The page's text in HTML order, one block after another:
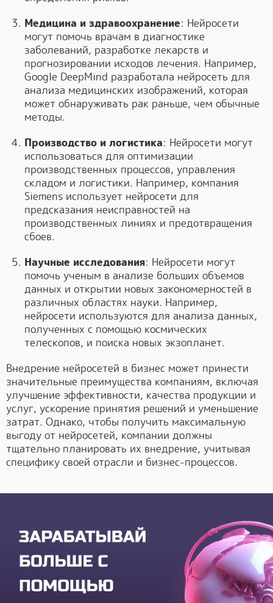
Медицина и здравоохранение: Нейросети
могут помочь врачам в диагностике
заболеваний, разработке лекарств и
прогнозировании исходов лечения. Например,
Google DeepMind разработала нейросеть для
анализа медицинских изображений, которая
может обнаруживать рак раньше, чем обычные
методы.
Производство и логистика: Нейросети могут
использоваться для оптимизации
производственных процессов, управления
складом и логистики. Например, компания
Siemens использует нейросети для
предсказания неисправностей на
производственных линиях и предотвращения
сбоев.
Научные исследования: Нейросети могут
помочь ученым в анализе больших объемов
данных и открытии новых закономерностей в
различных областях науки. Например,
нейросети используются для анализа данных,
полученных с помощью космических
телескопов, и поиска новых экзопланет.
Внедрение нейросетей в бизнес может принести
значительные преимущества компаниям, включая
улучшение эффективности, качества продукции и
услуг, ускорение принятия решений и уменьшение
затрат. Однако, чтобы получить максимальную
выгоду от нейросетей, компании должны
тщательно планировать их внедрение, учитывая
специфику своей отрасли и бизнес-процессов.